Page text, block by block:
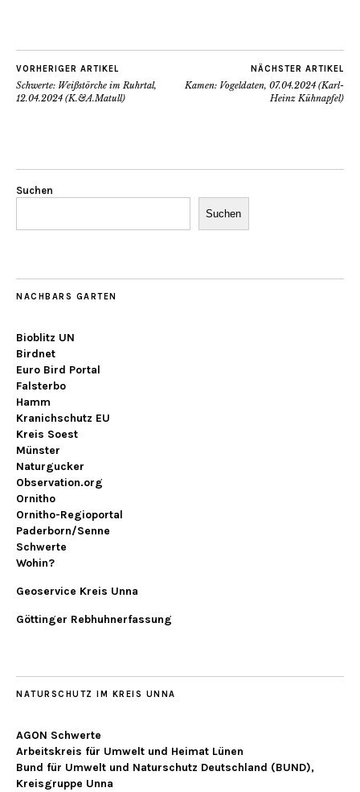
VORHERIGER ARTIKEL
Schwerte: Weißstörche im Ruhrtal,
12.04.2024 (K.&A.Matull)
NÄCHSTER ARTIKEL
Kamen: Vogeldaten, 07.04.2024 (Karl-
Heinz Kühnapfel)
Suchen
Suchen
NACHBARS GARTEN
Bioblitz UN
Birdnet
Euro Bird Portal
Falsterbo
Hamm
Kranichschutz EU
Kreis Soest
Münster
Naturgucker
Observation.org
Ornitho
Ornitho-Regioportal
Paderborn/Senne
Schwerte
Wohin?
Geoservice Kreis Unna
Göttinger Rebhuhnerfassung
NATURSCHUTZ IM KREIS UNNA
AGON Schwerte
Arbeitskreis für Umwelt und Heimat Lünen
Bund für Umwelt und Naturschutz Deutschland (BUND),
Kreisgruppe Unna